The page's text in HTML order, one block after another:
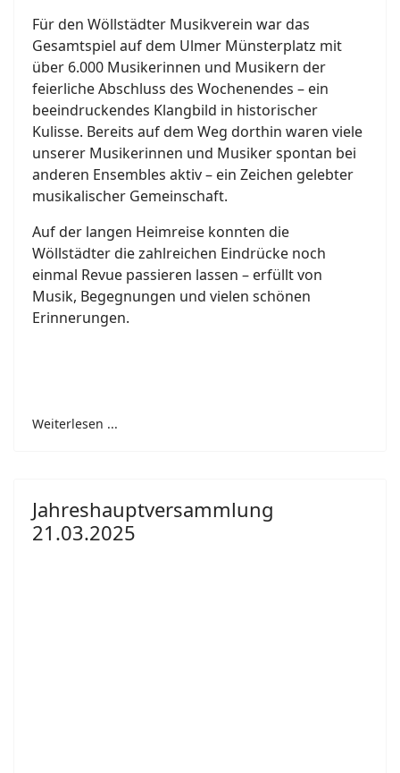
Für den Wöllstädter Musikverein war das
Gesamtspiel auf dem Ulmer Münsterplatz mit
über 6.000 Musikerinnen und Musikern der
feierliche Abschluss des Wochenendes – ein
beeindruckendes Klangbild in historischer
Kulisse. Bereits auf dem Weg dorthin waren viele
unserer Musikerinnen und Musiker spontan bei
anderen Ensembles aktiv – ein Zeichen gelebter
musikalischer Gemeinschaft.
Auf der langen Heimreise konnten die
Wöllstädter die zahlreichen Eindrücke noch
einmal Revue passieren lassen – erfüllt von
Musik, Begegnungen und vielen schönen
Erinnerungen.
Weiterlesen ...
Jahreshauptversammlung
21.03.2025